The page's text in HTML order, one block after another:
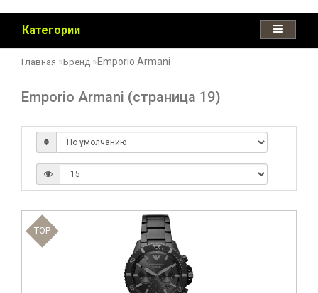
Категории
Главная Бренд Emporio Armani
Emporio Armani (страница 19)
TOP